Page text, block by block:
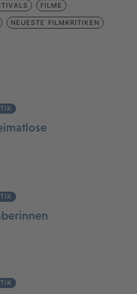
FILME
NEUESTE FILMKRITIKEN